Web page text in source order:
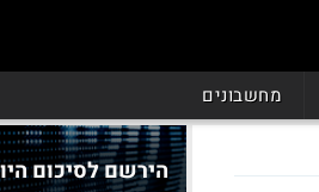
מחשבונים
הירשם לסיכום